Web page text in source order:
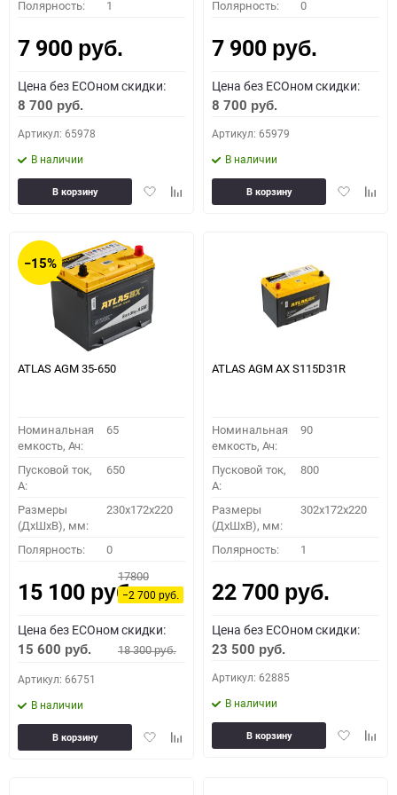
Полярность: 1
7 900 руб.
Цена без ECOном скидки:
8 700 руб.
Артикул: 65978
В наличии
ДобавитьДобавить
В корзину
Полярность: 0
7 900 руб.
Цена без ECOном скидки:
8 700 руб.
Артикул: 65979
В наличии
Добавить
В корзину
−15%
ATLAS AGM 35-650
Номинальная
емкость, Ач:
65
Пусковой ток,
A:
650
Размеры
(ДхШхВ), мм:
230x172x220
Полярность: 0
15 100 руб.
17800
−2 700руб.
Цена без ECOном скидки:
15 600 руб. 18 300руб.
Артикул: 66751
В наличии
ДобавитьДобавить
В корзину
ATLAS AGM AX S115D31R
Номинальная
емкость, Ач:
90
Пусковой ток,
A:
800
Размеры
(ДхШхВ), мм:
302x172x220
Полярность: 1
22 700 руб.
Цена без ECOном скидки:
23 500 руб.
Артикул: 62885
В наличии
Добавить
В корзину